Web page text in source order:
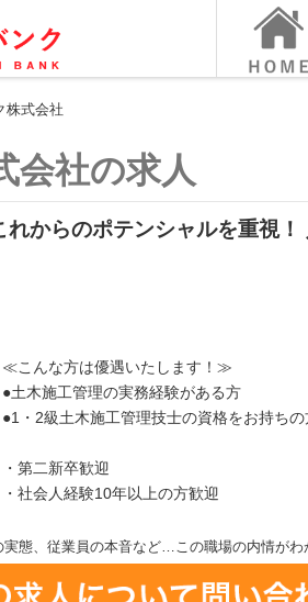
株式会社
会社の求人
からのポテンシャルを重視
≪こんな方は優遇いたします！≫
●土木施工管理の実務経験がある方
●1・2級土木施工管理技士の資格をお持ちの
・第二新卒歓迎
・社会人経験10年以上の方歓迎
態、従業員の本音など…この職場の内情がわ